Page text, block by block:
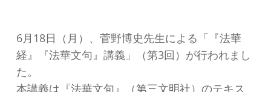
6月18日（月）、菅野博史先生による「『法華
経』『法華文句』講義」（第3回）が行われまし
た。
本講義は『法華文句』（第三文明社）のテキス